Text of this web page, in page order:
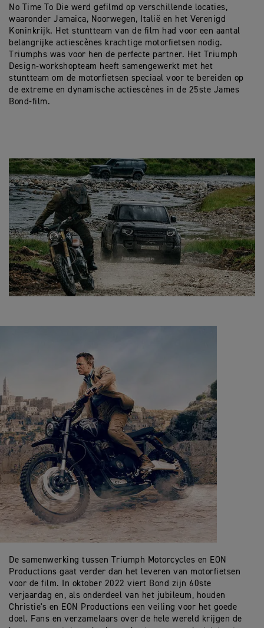
No Time To Die werd gefilmd op verschillende locaties,
waaronder Jamaica, Noorwegen, Italië en het Verenigd
Koninkrijk. Het stuntteam van de film had voor een aantal
belangrijke actiescènes krachtige motorfietsen nodig.
Triumphs was voor hen de perfecte partner. Het Triumph
Design-workshopteam heeft samengewerkt met het
stuntteam om de motorfietsen speciaal voor te bereiden op
de extreme en dynamische actiescènes in de 25ste James
Bond-film.
De samenwerking tussen Triumph Motorcycles en EON
Productions gaat verder dan het leveren van motorfietsen
voor de film. In oktober 2022 viert Bond zijn 60ste
verjaardag en, als onderdeel van het jubileum, houden
Christie's en EON Productions een veiling voor het goede
doel. Fans en verzamelaars over de hele wereld krijgen de